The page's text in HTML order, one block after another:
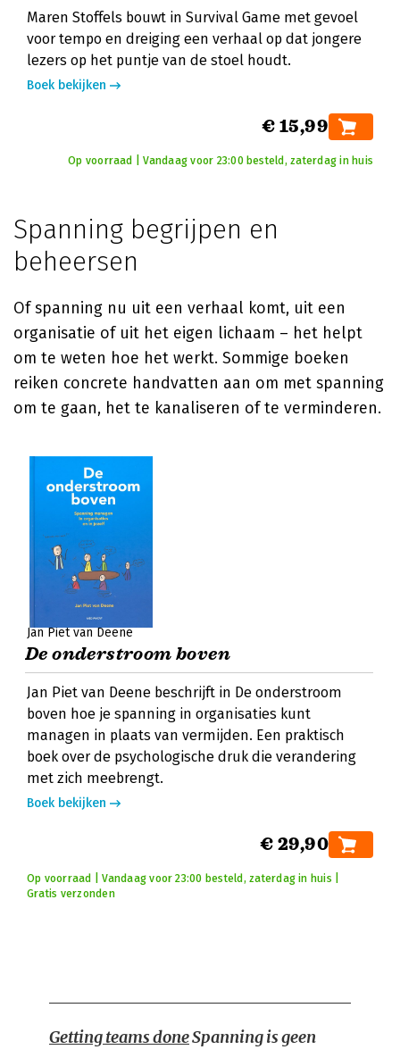
Maren Stoffels bouwt in Survival Game met gevoel
voor tempo en dreiging een verhaal op dat jongere
lezers op het puntje van de stoel houdt.
Boek bekijken
€ 15,99
Op voorraad | Vandaag voor 23:00 besteld, zaterdag in huis
Spanning begrijpen en
beheersen
Of spanning nu uit een verhaal komt, uit een
organisatie of uit het eigen lichaam – het helpt
om te weten hoe het werkt. Sommige boeken
reiken concrete handvatten aan om met spanning
om te gaan, het te kanaliseren of te verminderen.
Jan Piet van Deene
De onderstroom boven
Jan Piet van Deene beschrijft in De onderstroom
boven hoe je spanning in organisaties kunt
managen in plaats van vermijden. Een praktisch
boek over de psychologische druk die verandering
met zich meebrengt.
Boek bekijken
€ 29,90
Op voorraad | Vandaag voor 23:00 besteld, zaterdag in huis |
Gratis verzonden
Getting teams doneSpanning is geen